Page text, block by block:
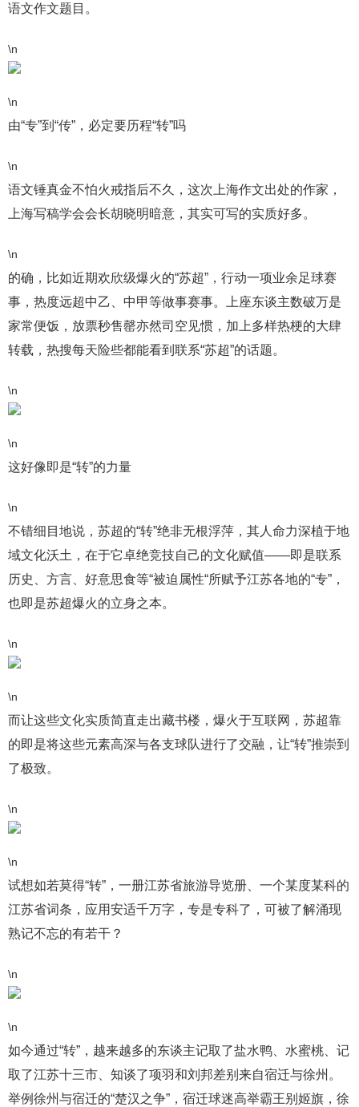
语文作文题目。
\n
\n
由“专”到“传”，必定要历程“转”吗
\n
语文锤真金不怕火戒指后不久，这次上海作文出处的作家，
上海写稿学会会长胡晓明暗意，其实可写的实质好多。
\n
的确，比如近期欢欣级爆火的“苏超”，行动一项业余足球赛
事，热度远超中乙、中甲等做事赛事。上座东谈主数破万是
家常便饭，放票秒售罄亦然司空见惯，加上多样热梗的大肆
转载，热搜每天险些都能看到联系“苏超”的话题。
\n
\n
这好像即是“转”的力量
\n
不错细目地说，苏超的“转”绝非无根浮萍，其人命力深植于地
域文化沃土，在于它卓绝竞技自己的文化赋值——即是联系
历史、方言、好意思食等“被迫属性“所赋予江苏各地的“专”，
也即是苏超爆火的立身之本。
\n
\n
而让这些文化实质简直走出藏书楼，爆火于互联网，苏超靠
的即是将这些元素高深与各支球队进行了交融，让“转”推崇到
了极致。
\n
\n
试想如若莫得“转”，一册江苏省旅游导览册、一个某度某科的
江苏省词条，应用安适千万字，专是专科了，可被了解涌现
熟记不忘的有若干？
\n
\n
如今通过“转”，越来越多的东谈主记取了盐水鸭、水蜜桃、记
取了江苏十三市、知谈了项羽和刘邦差别来自宿迁与徐州。
举例徐州与宿迁的“楚汉之争”，宿迁球迷高举霸王别姬旗，徐